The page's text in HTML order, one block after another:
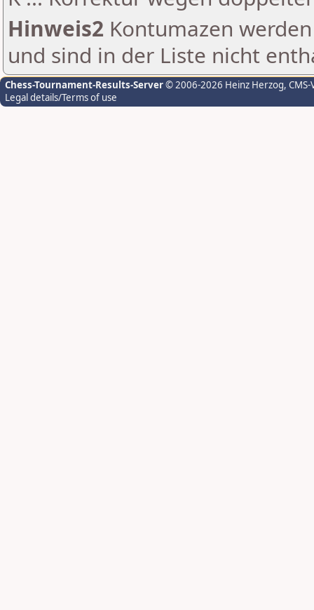
Hinweis2 Kontumazen
und sind in der Liste nicht
Chess-Tournament-Results-Server© 2006-2026 Heinz Herzog,
Legal details/Terms of use